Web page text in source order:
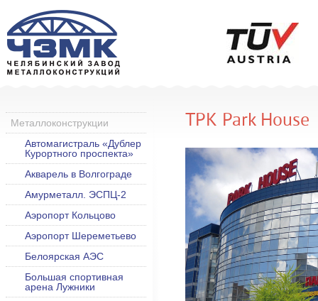
Металлоконструкции
Автомагистраль «Дублер
Курортного проспекта»
Акварель в Волгограде
Амурметалл. ЭСПЦ-2
Аэропорт Кольцово
Аэропорт Шереметьево
Белоярская АЭС
Большая спортивная
арена Лужники
ТРК Park House